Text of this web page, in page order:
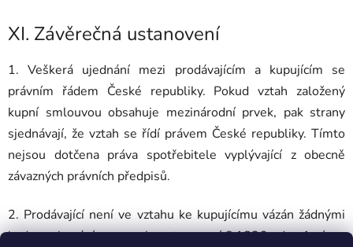
XI. Závěrečná ustanovení
1. Veškerá ujednání mezi prodávajícím a kupujícím se
právním řádem České republiky. Pokud vztah založený
kupní smlouvou obsahuje mezinárodní prvek, pak strany
sjednávají, že vztah se řídí právem České republiky. Tímto
nejsou dotčena práva spotřebitele vyplývající z obecně
závazných právních předpisů.
2. Prodávající není ve vztahu ke kupujícímu vázán žádnými
kodexy chování ve smyslu ustanovení § 1826 odst. 1 písm.